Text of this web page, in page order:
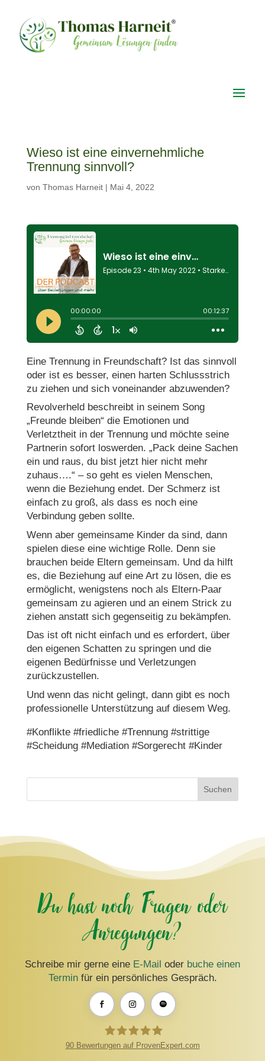
Wieso ist eine einvernehmliche
Trennung sinnvoll?
von Thomas Harneit| Mai 4, 2022
Eine Trennung in Freundschaft? Ist das sinnvoll
oder ist es besser, einen harten Schlussstrich
zu ziehen und sich voneinander abzuwenden?
Revolverheld beschreibt in seinem Song
„Freunde bleiben“ die Emotionen und
Verletztheit in der Trennung und möchte seine
Partnerin sofort loswerden. „Pack deine Sachen
ein und raus, du bist jetzt hier nicht mehr
zuhaus….“ – so geht es vielen Menschen,
wenn die Beziehung endet. Der Schmerz ist
einfach zu groß, als dass es noch eine
Verbindung geben sollte.
Wenn aber gemeinsame Kinder da sind, dann
spielen diese eine wichtige Rolle. Denn sie
brauchen beide Eltern gemeinsam. Und da hilft
es, die Beziehung auf eine Art zu lösen, die es
ermöglicht, wenigstens noch als Eltern-Paar
gemeinsam zu agieren und an einem Strick zu
ziehen anstatt sich gegenseitig zu bekämpfen.
Das ist oft nicht einfach und es erfordert, über
den eigenen Schatten zu springen und die
eigenen Bedürfnisse und Verletzungen
zurückzustellen.
Und wenn das nicht gelingt, dann gibt es noch
professionelle Unterstützung auf diesem Weg.
#Konflikte #friedliche #Trennung #strittige
#Scheidung #Mediation #Sorgerecht #Kinder
Suchen
Du hast noch Fragen oder
Anregungen?
Schreibe mir gerne eine E-Mail oder buche einen
Terminfür ein persönliches Gespräch.
90Bewertungen auf ProvenExpert.com